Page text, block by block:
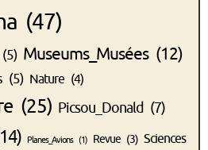
(47)
(5) Museums_Musées(12)
(5) Nature (4)
(25) Picsou_Donald (7)
Planes_Avions(1) Revue (3) Sciences